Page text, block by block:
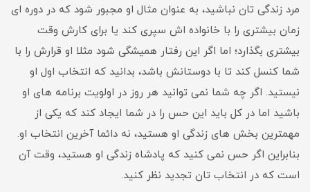
مرد زندگی تان نباشید، به عنوان مثال او مجبور شود که در دوره ای
زمان بیشتری را با خانواده اش سپری کند یا برای کارش وقت
بیشتری بگذارد؛ اما اگر این رفتار همیشگی شود مثلا او قرارش را با
شما کنسل کند تا با دوستانش باشد، بدانید که انتخاب اول او
نیستید. اگر چه شما نمی توانید هر روز در اولویت برنامه های او
باشید اما در کل باید این حس را در شما ایجاد کند که یکی از
مهمترین بخش های زندگی او هستید، نه دائما آخرین انتخاب او.
بنابراین اگر حس نمی کنید که پادشاه زندگی او هستید، وقت آن
است که در انتخاب تان تجدید نظر کنید.